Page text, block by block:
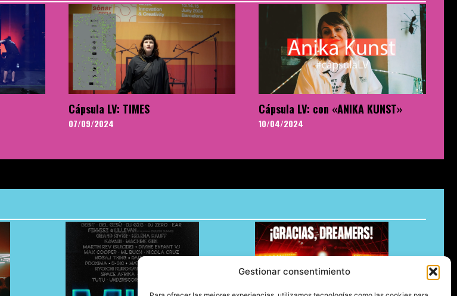
Gestionar consentimiento
Cápsula LV: TIMES
07/09/2024
Cápsula LV: con «ANIKA KUNST»
10/04/2024